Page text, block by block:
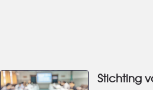
Stichting